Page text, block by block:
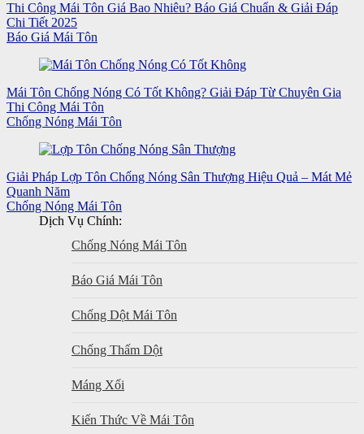
Thi Công Mái Tôn Giá Bao Nhiêu? Báo Giá Chuẩn & Giải Đáp
Chi Tiết 2025
Báo Giá Mái Tôn
Mái Tôn Chống Nóng Có Tốt Không? Giải Đáp Từ Chuyên Gia
Thi Công Mái Tôn
Chống Nóng Mái Tôn
Giải Pháp Lợp Tôn Chống Nóng Sân Thượng Hiệu Quả – Mát Mẻ
Quanh Năm
Chống Nóng Mái Tôn
Dịch Vụ Chính:
Chống Nóng Mái Tôn
Báo Giá Mái Tôn
Chống Dột Mái Tôn
Chống Thấm Dột
Máng Xối
Kiến Thức Về Mái Tôn